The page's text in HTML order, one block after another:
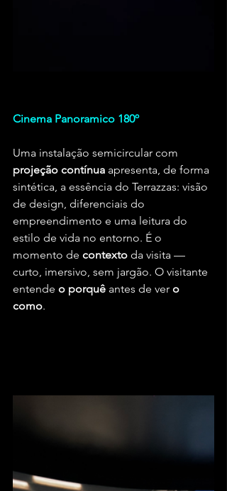
Cinema Panoramico 180º
Uma instalação semicircular com
projeção contínua apresenta, de forma
sintética, a essência do Terrazzas: visão
de design, diferenciais do
empreendimento e uma leitura do
estilo de vida no entorno. É o
momento de contexto da visita —
curto, imersivo, sem jargão. O visitante
entende o porquê antes de ver o
como.